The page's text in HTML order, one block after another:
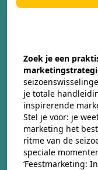
Zoek je een
je totale
inspirerende
Stel je voor: je
marketing het
ritme van de
speciale
‘Feestmarketing: